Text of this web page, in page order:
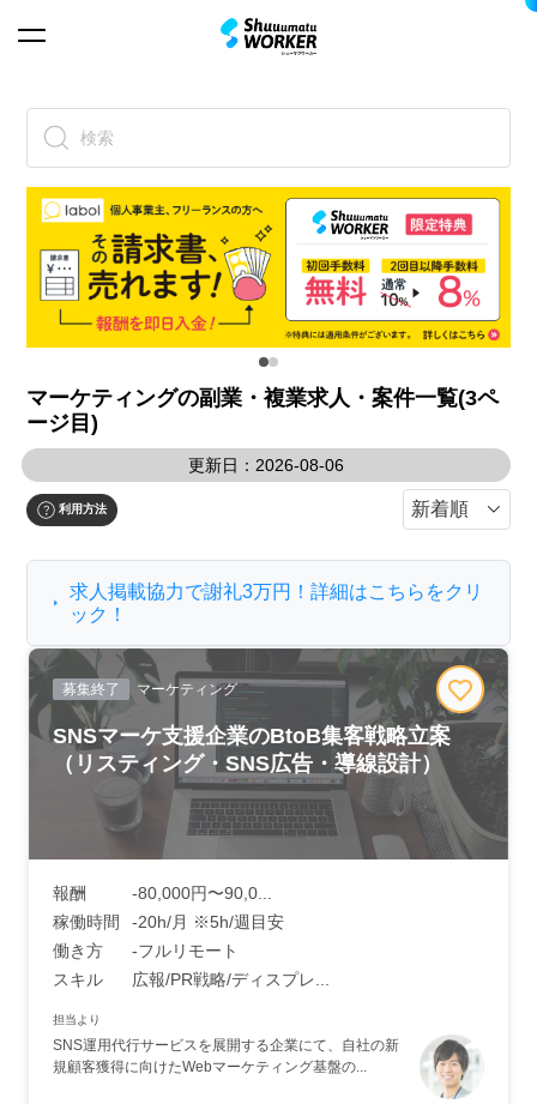
検索
マーケティングの副業・複業求人・案件一覧(3ペ
ージ目)
更新日：2026-08-06
利用方法
求人掲載協力で謝礼3万円！詳細はこちらをクリ
ック！
募集終了 マーケティング
SNSマーケ支援企業のBtoB集客戦略立案
（リスティング・SNS広告・導線設計）
報酬
-80,000円〜90,0...
稼働時間
-20h/月 ※5h/週目安
働き方
-フルリモート
スキル
広報/PR戦略/ディスプレ...
担当より
SNS運用代行サービスを展開する企業にて、自社の新
規顧客獲得に向けたWebマーケティング基盤の...